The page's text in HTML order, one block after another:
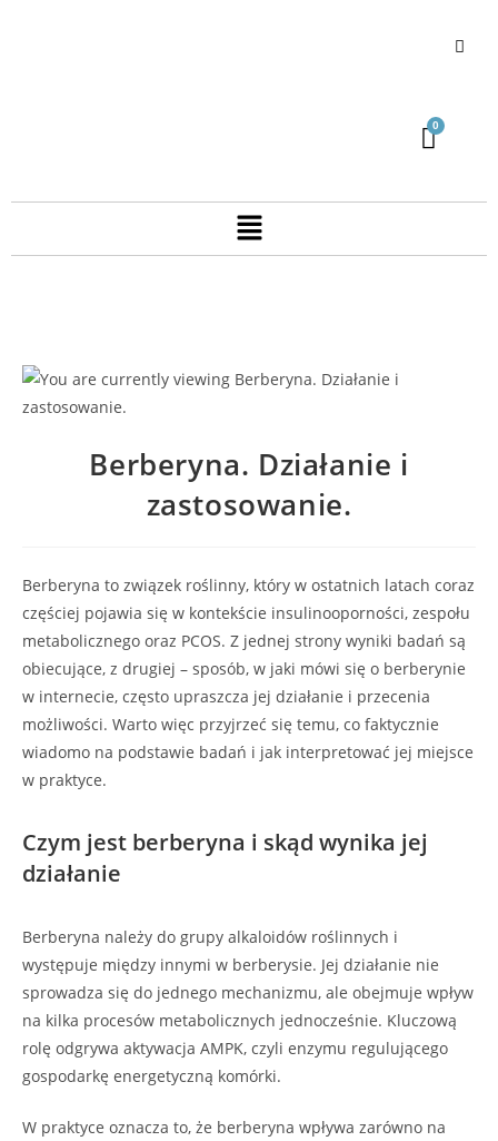
Berberyna. Działanie i
zastosowanie.
Berberyna to związek roślinny, który w ostatnich latach coraz
częściej pojawia się w kontekście insulinooporności, zespołu
metabolicznego oraz PCOS. Z jednej strony wyniki badań są
obiecujące, z drugiej – sposób, w jaki mówi się o berberynie
w internecie, często upraszcza jej działanie i przecenia
możliwości. Warto więc przyjrzeć się temu, co faktycznie
wiadomo na podstawie badań i jak interpretować jej miejsce
w praktyce.
Czym jest berberyna i skąd wynika jej
działanie
Berberyna należy do grupy alkaloidów roślinnych i
występuje między innymi w berberysie. Jej działanie nie
sprowadza się do jednego mechanizmu, ale obejmuje wpływ
na kilka procesów metabolicznych jednocześnie. Kluczową
rolę odgrywa aktywacja AMPK, czyli enzymu regulującego
gospodarkę energetyczną komórki.
W praktyce oznacza to, że berberyna wpływa zarówno na